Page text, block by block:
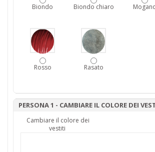
Biondo Biondo chiaro
Rosso Rasato
PERSONA 1 - CAMBIARE IL COLORE DEI
Cambiare il colore dei
vestiti